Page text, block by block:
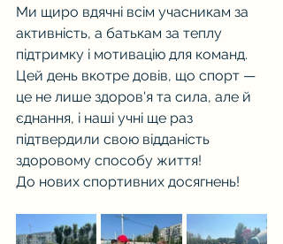
Ми щиро вдячні всім учасникам за
активність, а батькам за теплу
підтримку і мотивацію для команд.
Цей день вкотре довів, що спорт —
це не лише здоров'я та сила, але й
єднання, і наші учні ще раз
підтвердили свою відданість
здоровому способу життя!
До нових спортивних досягнень!